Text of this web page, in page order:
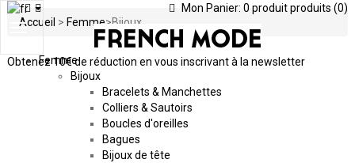
Mon Panier: 0 produitproduits (0)
Toggle
Obtenez10€ de réduction en vous inscrivant à la newsletter
Accueil > Femme>Bijoux
Femme
Bijoux
Bracelets & Manchettes
Colliers & Sautoirs
Boucles d'oreilles
Bagues
Bijoux de tête